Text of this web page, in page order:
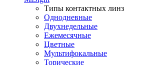
Типы контактных линз
Однодневные
Двухнедельные
Ежемесячные
Цветные
Мультифокальные
Торические